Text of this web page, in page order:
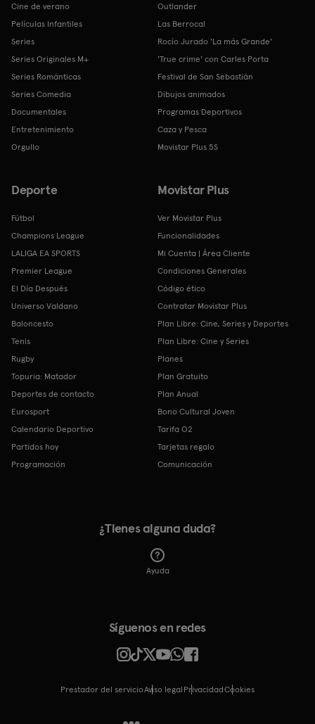
Cine de verano
Películas Infantiles
Series
Series Originales M+
Series Románticas
Series Comedia
Documentales
Entretenimiento
Orgullo
Outlander
Las Berrocal
Rocío Jurado 'La más Grande'
'True crime' con Carles Porta
Festival de San Sebastián
Dibujos animados
Programas Deportivos
Caza y Pesca
Movistar Plus 5S
Deporte
Fútbol
Champions League
LALIGA EA SPORTS
Premier League
El Día Después
Universo Valdano
Baloncesto
Tenis
Rugby
Topuria: Matador
Deportes de contacto
Eurosport
Calendario Deportivo
Partidos hoy
Programación
Movistar Plus
Ver Movistar Plus
Funcionalidades
Mi Cuenta | Área Cliente
Condiciones Generales
Código ético
Contratar Movistar Plus
Plan Libre: Cine, Series y Deportes
Plan Libre: Cine y Series
Planes
Plan Gratuito
Plan Anual
Bono Cultural Joven
Tarifa O2
Tarjetas regalo
Comunicación
¿Tienes alguna duda?
Ayuda
Prestador del servicioAviso legal Privacidad cookies
Síguenos en redes